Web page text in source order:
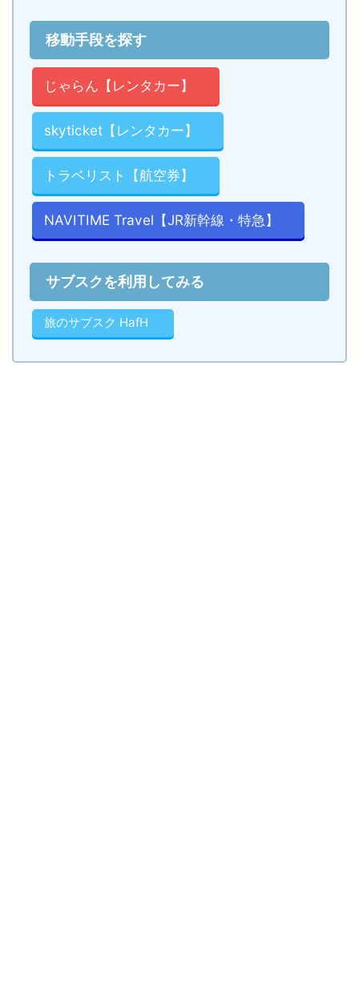
移動手段を探す
じゃらん【レンタカー】
skyticket【レンタカー】
トラベリスト【航空券】
NAVITIME Travel【JR新幹線・特急】
サブスクを利用してみる
旅のサブスク HafH